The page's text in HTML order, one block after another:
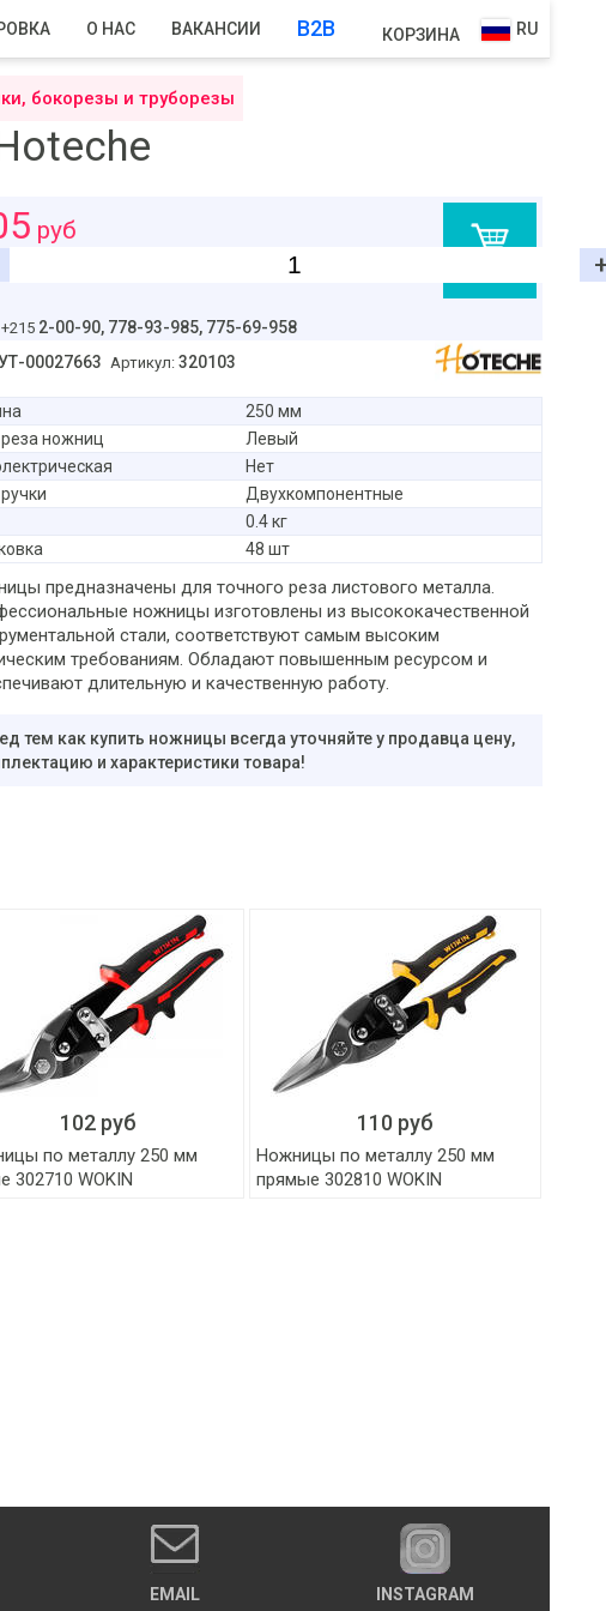
О НАС ВАКАНСИИ B2B КОРЗИНА RU
бокорезы и труборезы
руб
2-00-90, 778-93-985, 775-69-958
00027663 Артикул: 320103
250 мм
ножниц
Левый
Нет
Двухкомпонентные
0.4 кг
48 шт
предназначены для точного реза листового металла.
ножницы изготовлены из высококачественной
стали, соответствуют самым высоким
требованиям. Обладают повышенным ресурсом и
длительную и качественную работу.
тем как купить ножницы всегда уточняйте у продавца цену,
и характеристики товара!
102 руб
по металлу 250 мм
302710 WOKIN
110 руб
Ножницы по металлу 250 мм
прямые 302810 WOKIN
EMAIL INSTAGRAM